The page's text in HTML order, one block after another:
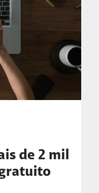
de 2 mil